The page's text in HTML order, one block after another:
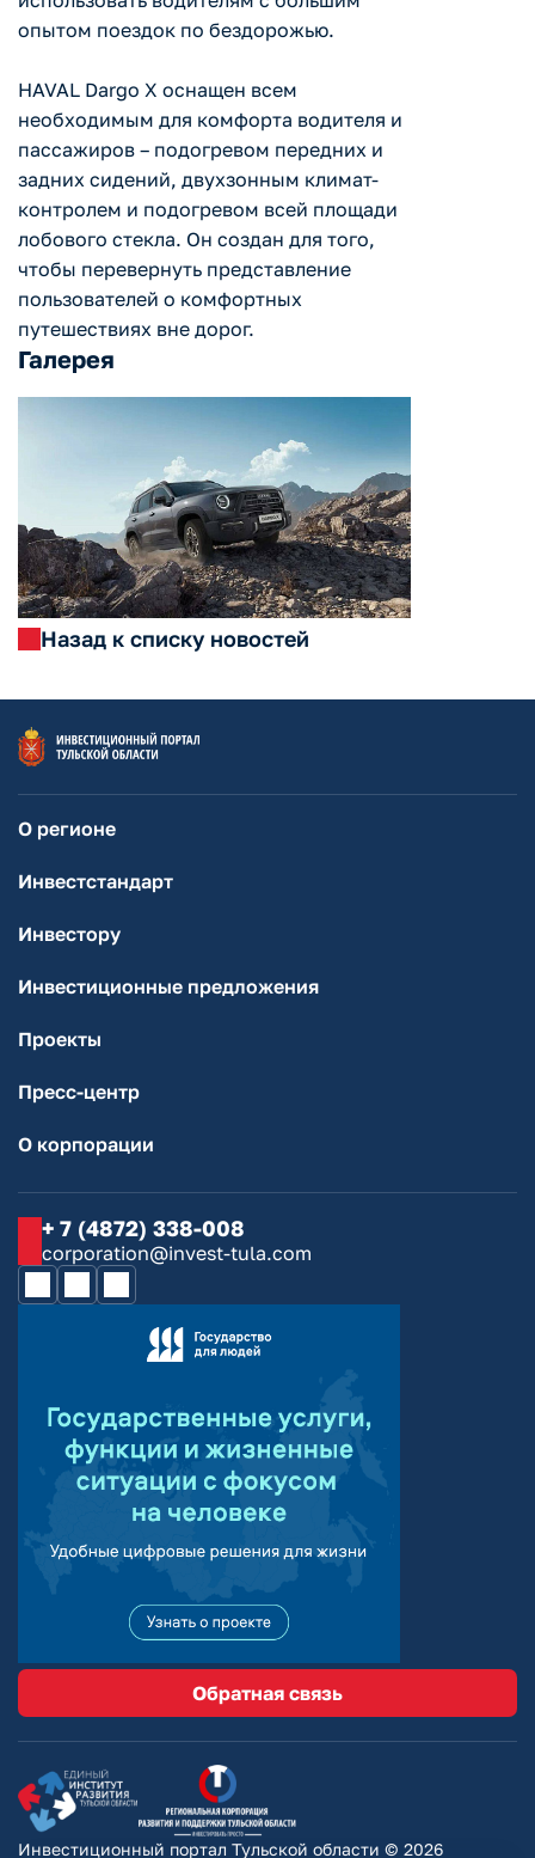
опытом поездок по бездорожью.
HAVAL Dargo X оснащен всем
необходимым для комфорта водителя и
пассажиров – подогревом передних и
задних сидений, двухзонным климат-
контролем и подогревом всей площади
лобового стекла. Он создан для того,
чтобы перевернуть представление
пользователей о комфортных
путешествиях вне дорог.
Галерея
Назад к списку новостей
О регионе
Инвестстандарт
Инвестору
Инвестиционные предложения
Проекты
Пресс-центр
О корпорации
+ 7 (4872) 338-008
corporation@invest-tula.com
Обратная связь
Инвестиционный портал Тульской области © 2026